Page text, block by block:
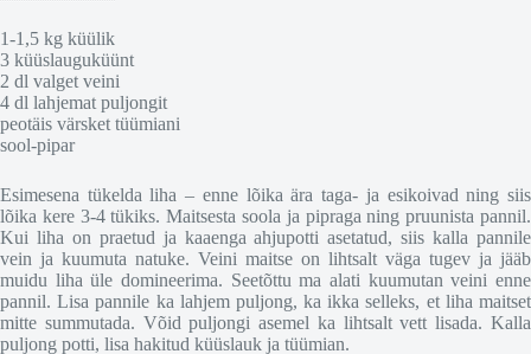
1-1,5 kg küülik
3 küüslauguküünt
2 dl valget veini
4 dl lahjemat puljongit
peotäis värsket tüümiani
sool-pipar
Esimesena tükelda liha – enne lõika ära taga- ja esikoivad ning siis
lõika kere 3-4 tükiks. Maitsesta soola ja pipraga ning pruunista pannil.
Kui liha on praetud ja kaaenga ahjupotti asetatud, siis kalla pannile
vein ja kuumuta natuke. Veini maitse on lihtsalt väga tugev ja jääb
muidu liha üle domineerima. Seetõttu ma alati kuumutan veini enne
pannil. Lisa pannile ka lahjem puljong, ka ikka selleks, et liha maitset
mitte summutada. Võid puljongi asemel ka lihtsalt vett lisada. Kalla
puljong potti, lisa hakitud küüslauk ja tüümian.